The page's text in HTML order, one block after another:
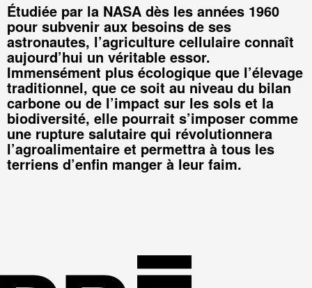
Étudiée par la NASA dès les années 1960
pour subvenir aux besoins de ses
astronautes, l’agriculture cellulaire connaît
aujourd’hui un véritable essor.
Immensément plus écologique que l’élevage
traditionnel, que ce soit au niveau du bilan
carbone ou de l’impact sur les sols et la
biodiversité, elle pourrait s’imposer comme
une rupture salutaire qui révolutionnera
l’agroalimentaire et permettra à tous les
terriens d’enfin manger à leur faim.